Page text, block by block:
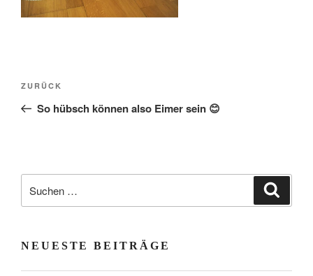
Beitragsnavigation
Vorheriger
Beitrag
ZURÜCK
So hübsch können also Eimer sein 😊
nach:
NEUESTE BEITRÄGE